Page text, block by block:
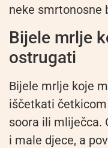
neke smrtonosne
Bijele mrlje
ostrugati
Bijele mrlje koje
iščetkati
soora ili mliječca.
i male djece, a